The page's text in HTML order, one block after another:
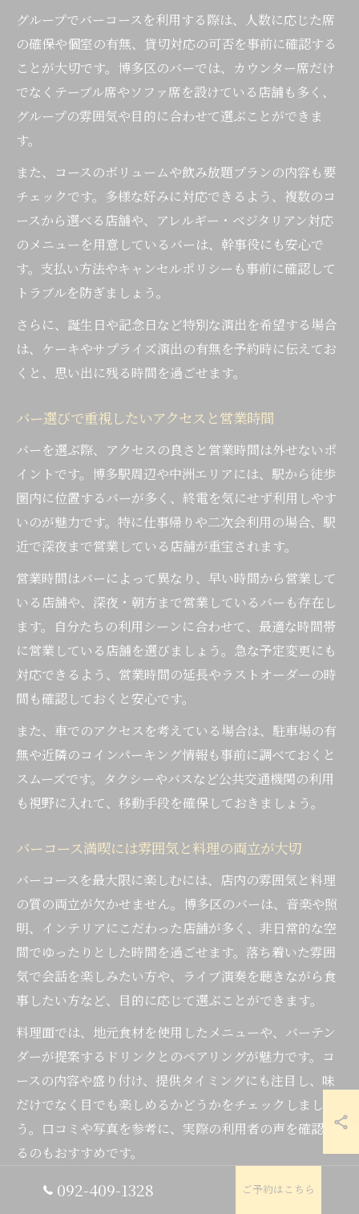
グループでバーコースを利用する際は、人数に応じた席
の確保や個室の有無、貸切対応の可否を事前に確認する
ことが大切です。博多区のバーでは、カウンター席だけ
でなくテーブル席やソファ席を設けている店舗も多く、
グループの雰囲気や目的に合わせて選ぶことができま
す。
また、コースのボリュームや飲み放題プランの内容も要
チェックです。多様な好みに対応できるよう、複数のコ
ースから選べる店舗や、アレルギー・ベジタリアン対応
のメニューを用意しているバーは、幹事役にも安心で
す。支払い方法やキャンセルポリシーも事前に確認して
トラブルを防ぎましょう。
さらに、誕生日や記念日など特別な演出を希望する場合
は、ケーキやサプライズ演出の有無を予約時に伝えてお
くと、思い出に残る時間を過ごせます。
バー選びで重視したいアクセスと営業時間
バーを選ぶ際、アクセスの良さと営業時間は外せないポ
イントです。博多駅周辺や中洲エリアには、駅から徒歩
圏内に位置するバーが多く、終電を気にせず利用しやす
いのが魅力です。特に仕事帰りや二次会利用の場合、駅
近で深夜まで営業している店舗が重宝されます。
営業時間はバーによって異なり、早い時間から営業して
いる店舗や、深夜・朝方まで営業しているバーも存在し
ます。自分たちの利用シーンに合わせて、最適な時間帯
に営業している店舗を選びましょう。急な予定変更にも
対応できるよう、営業時間の延長やラストオーダーの時
間も確認しておくと安心です。
また、車でのアクセスを考えている場合は、駐車場の有
無や近隣のコインパーキング情報も事前に調べておくと
スムーズです。タクシーやバスなど公共交通機関の利用
も視野に入れて、移動手段を確保しておきましょう。
バーコース満喫には雰囲気と料理の両立が大切
バーコースを最大限に楽しむには、店内の雰囲気と料理
の質の両立が欠かせません。博多区のバーは、音楽や照
明、インテリアにこだわった店舗が多く、非日常的な空
間でゆったりとした時間を過ごせます。落ち着いた雰囲
気で会話を楽しみたい方や、ライブ演奏を聴きながら食
事したい方など、目的に応じて選ぶことができます。
料理面では、地元食材を使用したメニューや、バーテン
ダーが提案するドリンクとのペアリングが魅力です。コ
ースの内容や盛り付け、提供タイミングにも注目し、味
だけでなく目でも楽しめるかどうかをチェックしましょ
う。口コミや写真を参考に、実際の利用者の声を確認す
るのもおすすめです。
雰囲気と料理、どちらか一方に偏らず、両方のバランス
092-409-1328 ご予約はこちら